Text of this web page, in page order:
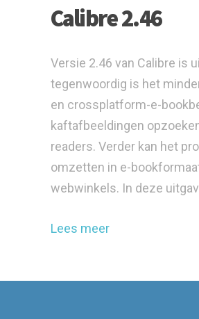
Calibre 2.46
Versie 2.46 van Calibre is
tegenwoordig is het
en crossplatform-e-
kaftafbeeldingen
readers. Verder kan het
omzetten in e-
webwinkels. In deze
Lees meer